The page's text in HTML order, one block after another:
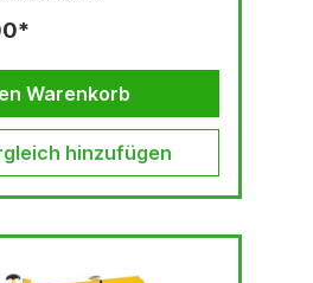
Warenkorb
hinzufügen